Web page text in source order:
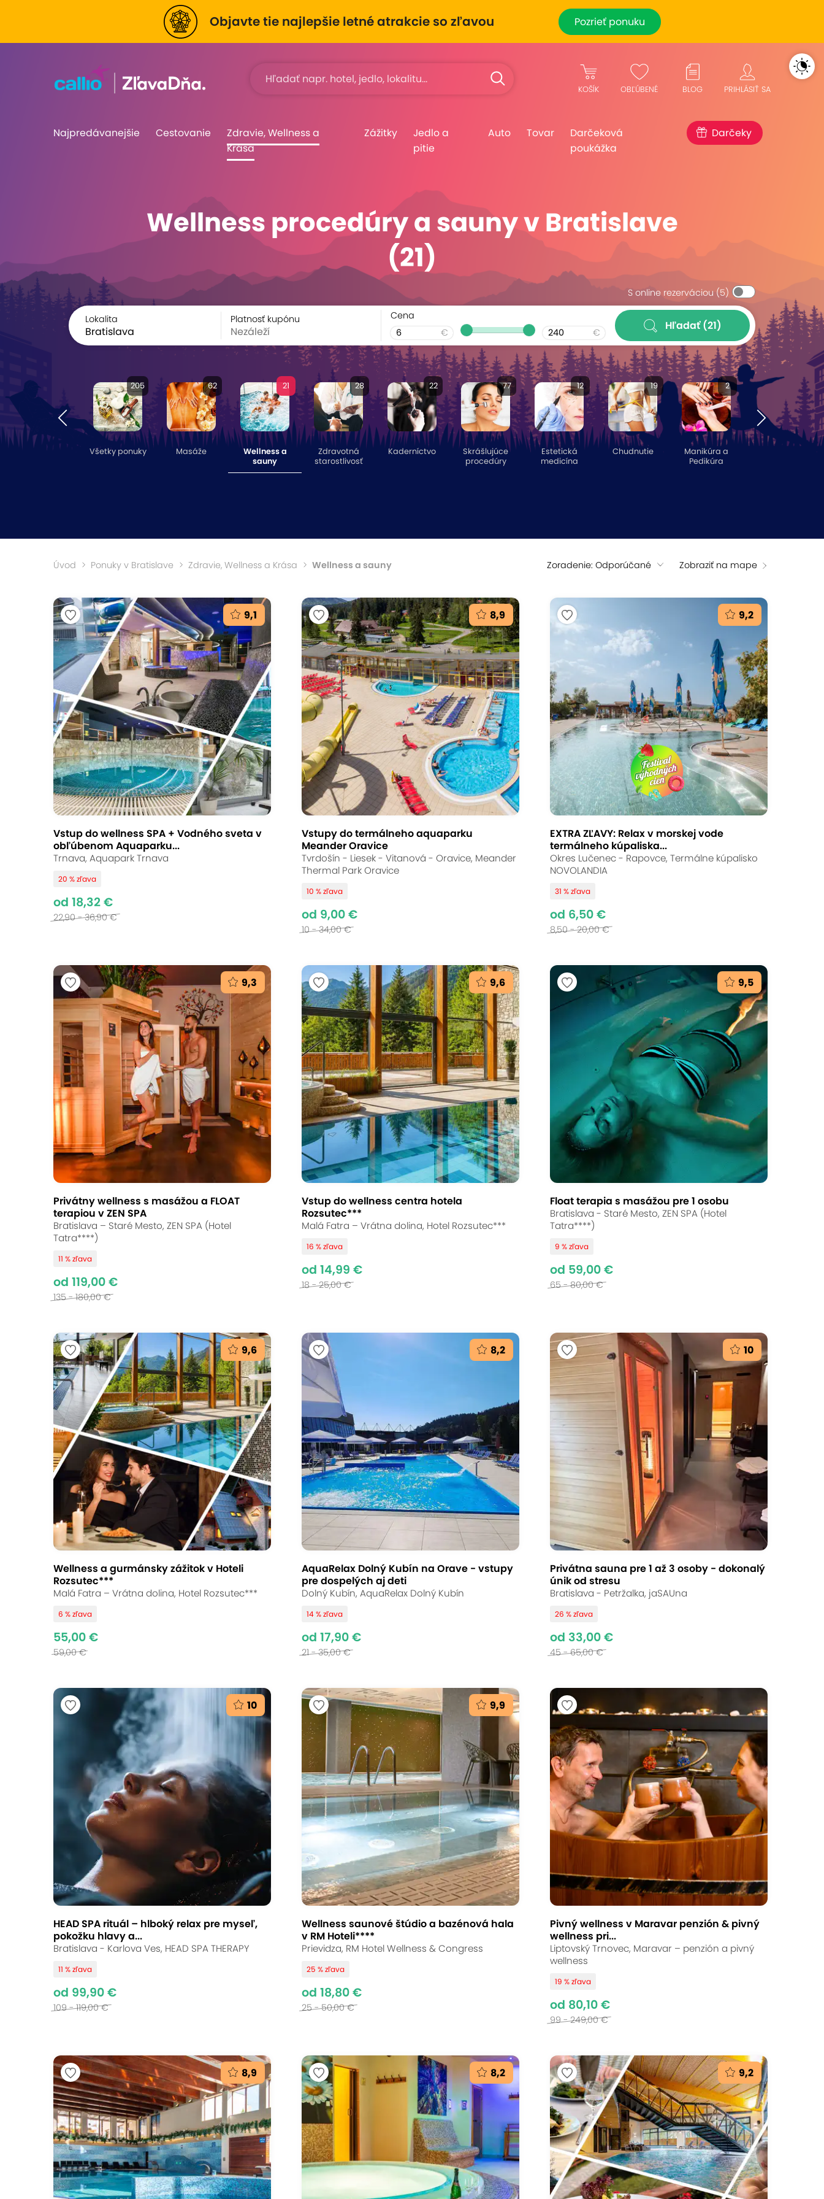
Objavte tie najlepšie letné atrakcie so zľavou Pozrieť ponuku
KOŠÍK OBĽÚBENÉ BLOG PRIHLÁSIŤ SA
Najpredávanejšie Cestovanie
Zdravie, Wellness a
Krása
Zážitky
Jedlo a
pitie
Auto Tovar
Darčeková
poukážka
Darčeky
Wellness procedúry a sauny v Bratislave
(21)
S online rezerváciou (5)
Lokalita
Bratislava
Platnosť kupónu
Cena
€
€ Hľadať(21)
205
Všetky ponuky
62
Masáže
21
Wellness a
sauny
28
Zdravotná
starostlivosť
22
Kaderníctvo
77
Skrášlujúce
procedúry
12
Estetická
medicína
19
Chudnutie
2
Manikúra a
Pedikúra
Úvod Ponuky v Bratislave Zdravie, Wellness a Krása Wellness a sauny Zoradenie: Odporúčané Zobraziť na mape
9,1
Vstup do wellness SPA + Vodného sveta v
obľúbenom Aquaparku...
Trnava, Aquapark Trnava
20 % zľava
od 18,32 €
22,90 - 36,90 €
8,9
Vstupy do termálneho aquaparku
Meander Oravice
Tvrdošín - Liesek - Vitanová - Oravice, Meander
Thermal Park Oravice
10 % zľava
od 9,00 €
10 - 34,00 €
9,2
EXTRA ZĽAVY: Relax v morskej vode
termálneho kúpaliska...
Okres Lučenec - Rapovce, Termálne kúpalisko
NOVOLANDIA
31 % zľava
od 6,50 €
8,50 - 20,00 €
9,3
Privátny wellness s masážou a FLOAT
terapiou v ZEN SPA
Bratislava – Staré Mesto, ZEN SPA (Hotel
Tatra****)
11 % zľava
od 119,00 €
135 - 180,00 €
9,6
Vstup do wellness centra hotela
Rozsutec***
Malá Fatra – Vrátna dolina, Hotel Rozsutec***
16 % zľava
od 14,99 €
18 - 25,00 €
9,5
Float terapia s masážou pre 1 osobu
Bratislava - Staré Mesto, ZEN SPA (Hotel
Tatra****)
9 % zľava
od 59,00 €
65 - 80,00 €
9,6
Wellness a gurmánsky zážitok v Hoteli
Rozsutec***
Malá Fatra – Vrátna dolina, Hotel Rozsutec***
6 % zľava
55,00 €
59,00 €
8,2
AquaRelax Dolný Kubín na Orave - vstupy
pre dospelých aj deti
Dolný Kubín, AquaRelax Dolný Kubín
14 % zľava
od 17,90 €
21 - 35,00 €
10
Privátna sauna pre 1 až 3 osoby - dokonalý
únik od stresu
Bratislava - Petržalka, jaSAUna
26 % zľava
od 33,00 €
45 - 65,00 €
10
HEAD SPA rituál – hlboký relax pre myseľ,
pokožku hlavy a...
Bratislava - Karlova Ves, HEAD SPA THERAPY
11 % zľava
od 99,90 €
109 - 119,00 €
9,9
Wellness saunové štúdio a bazénová hala
v RM Hoteli****
Prievidza, RM Hotel Wellness & Congress
25 % zľava
od 18,80 €
25 - 50,00 €
Pivný wellness v Maravar penzión & pivný
wellness pri...
Liptovský Trnovec, Maravar – penzión a pivný
wellness
19 % zľava
od 80,10 €
99 - 249,00 €
8,9 8,2 9,2